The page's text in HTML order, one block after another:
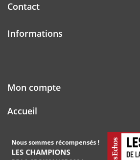
Contact
Informations
Mon compte
Accueil